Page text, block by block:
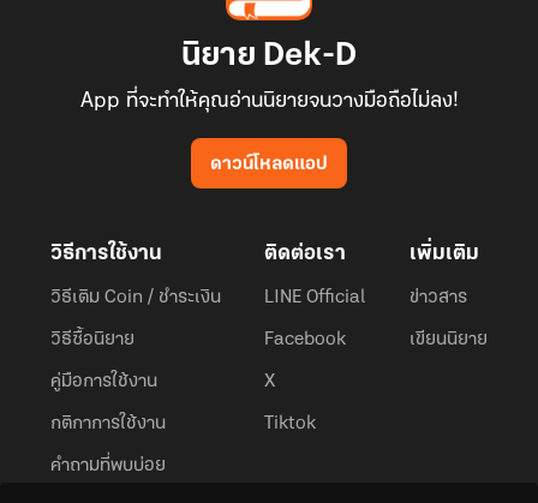
นิยาย Dek-D
App ที่จะทำให้คุณอ่านนิยายจนวางมือถือไม่ลง!
ดาวน์โหลดแอป
วิธีการใช้งาน
วิธีเติม Coin / ชำระเงิน
วิธีซื้อนิยาย
คู่มือการใช้งาน
กติกาการใช้งาน
คำถามที่พบบ่อย
ติดต่อเรา
LINE Official
Facebook
X
Tiktok
เพิ่มเติม
ข่าวสาร
เขียนนิยาย